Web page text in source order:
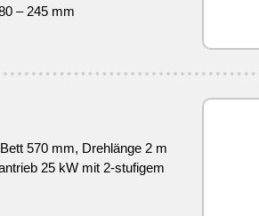
– 245 mm
570 mm, Drehlänge 2 m
25 kW mit 2-stufigem